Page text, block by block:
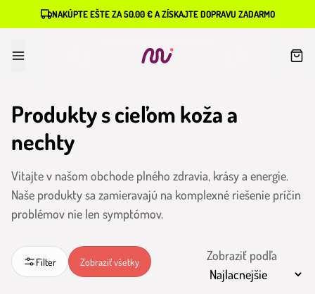
NAKÚPTE EŠTE ZA 50.00 € A ZÍSKAJTE DOPRAVU ZADARMO
Produkty s cieľom koža a
nechty
Vitajte v našom obchode plného zdravia, krásy a energie.
Naše produkty sa zamieravajú na komplexné riešenie príčin
problémov nie len symptómov.
Filter Zobraziť všetky Zobraziť podľa